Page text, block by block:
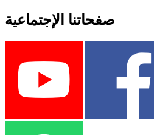
صفحاتنا الإجتماعية